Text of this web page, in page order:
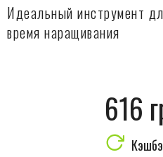
Идеальный инструмент
время наращивания
616